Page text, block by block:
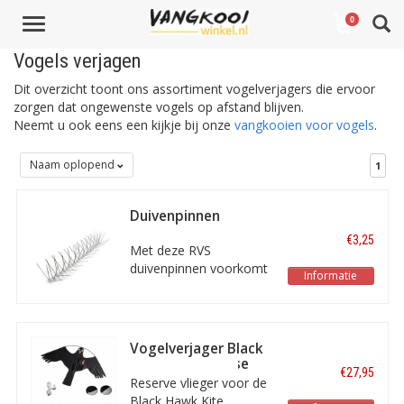
Toggle
0
Vogels verjagen
Dit overzicht toont ons assortiment vogelverjagers die ervoor
zorgen dat ongewenste vogels op afstand blijven.
Neemt u ook eens een kijkje bij onze vangkooien voor vogels.
Naam oplopend 1
Duivenpinnen
Met deze RVS
duivenpinnen voorkomt
flexibele pinnen hebben
een lange levensduur en
zijn eenvoudig te
plaatsen.
€3,25
Informatie
Vogelverjager Black
Hawk Kite - Losse
vlieger
Reserve vlieger voor de
€27,95